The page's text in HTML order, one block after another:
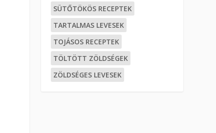
SÜTŐTÖKÖS RECEPTEK
TARTALMAS LEVESEK
TOJÁSOS RECEPTEK
TÖLTÖTT ZÖLDSÉGEK
ZÖLDSÉGES LEVESEK